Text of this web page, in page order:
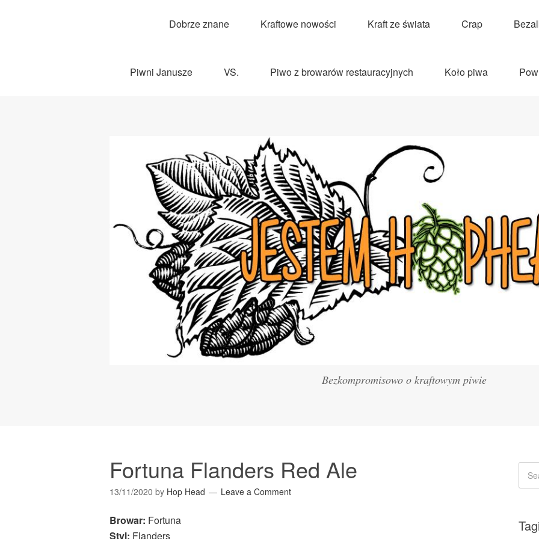
Dobrze znane Kraftowe nowości Kraft ze świata Crap
Piwni Janusze VS. Piwo z browarów restauracyjnych Koło piwa
Bezkompromisowo o kraftowym piwie
Fortuna Flanders Red Ale
13/11/2020 by Hop Head Leave a Comment
Browar: Fortuna
Styl: Flanders